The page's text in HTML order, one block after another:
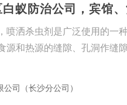
蚁防治公司，宾馆
喷洒杀虫剂是广泛使用的一
源和热源的缝隙、孔洞作缝
司（长沙分公司）